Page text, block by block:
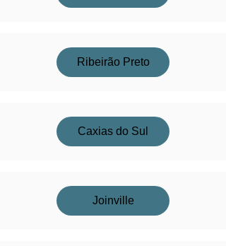
Ribeirão Preto
Caxias do Sul
Joinville